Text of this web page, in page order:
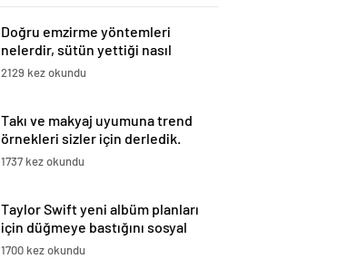
Doğru emzirme yöntemleri
nelerdir, sütün yettiği nasıl
anlaşılır?
2129 kez okundu
Takı ve makyaj uyumuna trend
örnekleri sizler için derledik.
1737 kez okundu
Taylor Swift yeni albüm planları
için düğmeye bastığını sosyal
medyadan duyurdu!
1700 kez okundu